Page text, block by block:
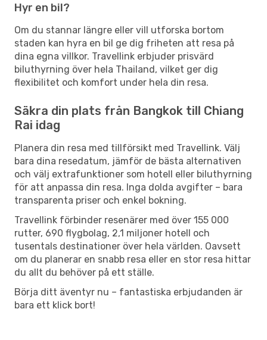
Hyr en bil?
Om du stannar längre eller vill utforska bortom
staden kan hyra en bil ge dig friheten att resa på
dina egna villkor. Travellink erbjuder prisvärd
biluthyrning över hela Thailand, vilket ger dig
flexibilitet och komfort under hela din resa.
Säkra din plats från Bangkok till Chiang
Rai idag
Planera din resa med tillförsikt med Travellink. Välj
bara dina resedatum, jämför de bästa alternativen
och välj extrafunktioner som hotell eller biluthyrning
för att anpassa din resa. Inga dolda avgifter – bara
transparenta priser och enkel bokning.
Travellink förbinder resenärer med över 155 000
rutter, 690 flygbolag, 2,1 miljoner hotell och
tusentals destinationer över hela världen. Oavsett
om du planerar en snabb resa eller en stor resa hittar
du allt du behöver på ett ställe.
Börja ditt äventyr nu – fantastiska erbjudanden är
bara ett klick bort!